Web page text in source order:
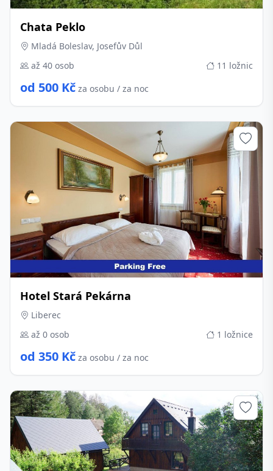
Chata Peklo
Mladá Boleslav, Josefův Důl
až 40 osob
11 ložnic
od 500 Kč za osobu / za noc
Hotel Stará Pekárna
Liberec
až 0 osob
1 ložnice
od 350 Kč za osobu / za noc